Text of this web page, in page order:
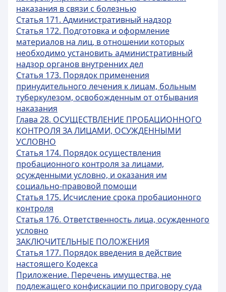
наказания в связи с болезнью
Статья 171. Административный надзор
Статья 172. Подготовка и оформление
материалов на лиц, в отношении которых
необходимо установить административный
надзор органов внутренних дел
Статья 173. Порядок применения
принудительного лечения к лицам, больным
туберкулезом, освобожденным от отбывания
наказания
Глава 28. ОСУЩЕСТВЛЕНИЕ ПРОБАЦИОННОГО
КОНТРОЛЯ ЗА ЛИЦАМИ, ОСУЖДЕННЫМИ
УСЛОВНО
Статья 174. Порядок осуществления
пробационного контроля за лицами,
осужденными условно, и оказания им
социально-правовой помощи
Статья 175. Исчисление срока пробационного
контроля
Статья 176. Ответственность лица, осужденного
условно
ЗАКЛЮЧИТЕЛЬНЫЕ ПОЛОЖЕНИЯ
Статья 177. Порядок введения в действие
настоящего Кодекса
Приложение. Перечень имущества, не
подлежащего конфискации по приговору суда